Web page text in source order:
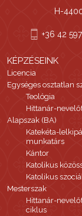
H-
+36 42
KÉPZÉSEINK
Licencia
Egységes osztatlan
Teológia
Hittanár-
Alapszak (BA)
Katekéta-
munkatárs
Kántor
Katolikus
Katolikus
Mesterszak
Hittanár-
ciklus